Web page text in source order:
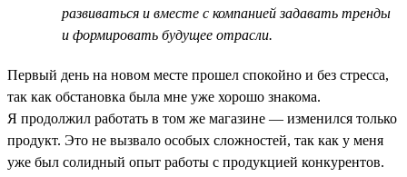
развиваться и вместе с компанией задавать тренды
и формировать будущее отрасли.
Первый день на новом месте прошел спокойно и без стресса,
так как обстановка была мне уже хорошо знакома.
Я продолжил работать в том же магазине — изменился только
продукт. Это не вызвало особых сложностей, так как у меня
уже был солидный опыт работы с продукцией конкурентов.